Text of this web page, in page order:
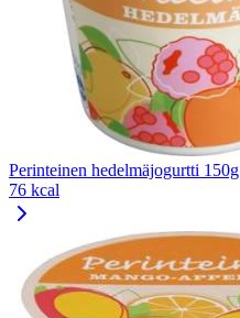
Perinteinen hedelmäjogurtti 150g
76 kcal